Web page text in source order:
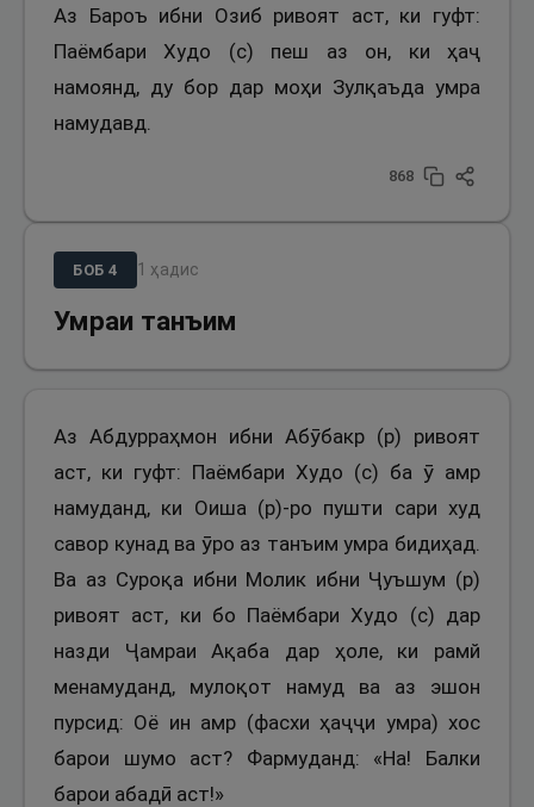
Аз Бароъ ибни Озиб ривоят аст, ки гуфт:
Паёмбари Худо (с) пеш аз он, ки ҳаҷ
намоянд, ду бор дар моҳи Зулқаъда умра
намудавд.
868
БОБ 4 1 ҳадис
Умраи танъим
Аз Абдурраҳмон ибни Абӯбакр (р) ривоят
аст, ки гуфт: Паёмбари Худо (с) ба ӯ амр
намуданд, ки Оиша (р)-ро пушти сари худ
савор кунад ва ӯро аз танъим умра бидиҳад.
Ва аз Суроқа ибни Молик ибни Ҷуъшум (р)
ривоят аст, ки бо Паёмбари Худо (с) дар
назди Ҷамраи Ақаба дар ҳоле, ки рамй
менамуданд, мулоқот намуд ва аз эшон
пурсид: Оё ин амр (фасхи ҳаҷҷи умра) хос
барои шумо аст? Фармуданд: «На! Балки
барои абадӣ аст!»